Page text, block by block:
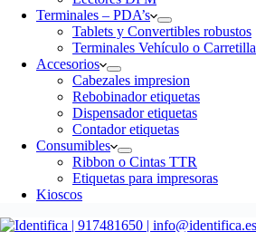
Terminales – PDA’s
Tablets y Convertibles robustos
Terminales Vehículo o Carretilla
Accesorios
Cabezales impresion
Rebobinador etiquetas
Dispensador etiquetas
Contador etiquetas
Consumibles
Ribbon o Cintas TTR
Etiquetas para impresoras
Kioscos